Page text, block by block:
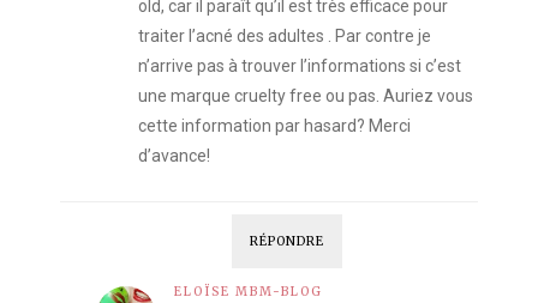
old, car il paraît qu’il est très efficace pour
traiter l’acné des adultes . Par contre je
n’arrive pas à trouver l’informations si c’est
une marque cruelty free ou pas. Auriez vous
cette information par hasard? Merci
d’avance!
RÉPONDRE
ELOÏSE MBM-BLOG